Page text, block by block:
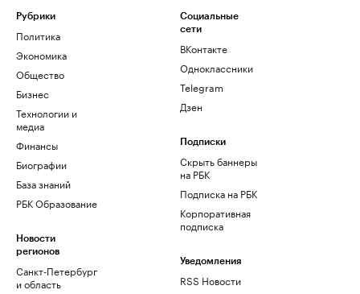
Рубрики
Политика
Экономика
Общество
Бизнес
Технологии и
медиа
Финансы
Биографии
База знаний
РБК Образование
Новости
регионов
Санкт-Петербург
и область
Социальные
сети
ВКонтакте
Одноклассники
Telegram
Дзен
Подписки
Скрыть баннеры
на РБК
Подписка на РБК
Корпоративная
подписка
Уведомления
RSS Новости